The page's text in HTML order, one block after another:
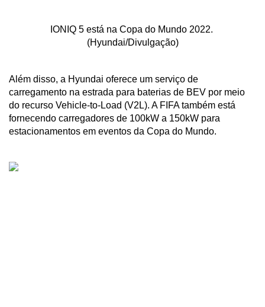
IONIQ 5 está na Copa do Mundo 2022.
(Hyundai/Divulgação)
Além disso, a Hyundai oferece um serviço de
carregamento na estrada para baterias de BEV por meio
do recurso Vehicle-to-Load (V2L). A FIFA também está
fornecendo carregadores de 100kW a 150kW para
estacionamentos em eventos da Copa do Mundo.